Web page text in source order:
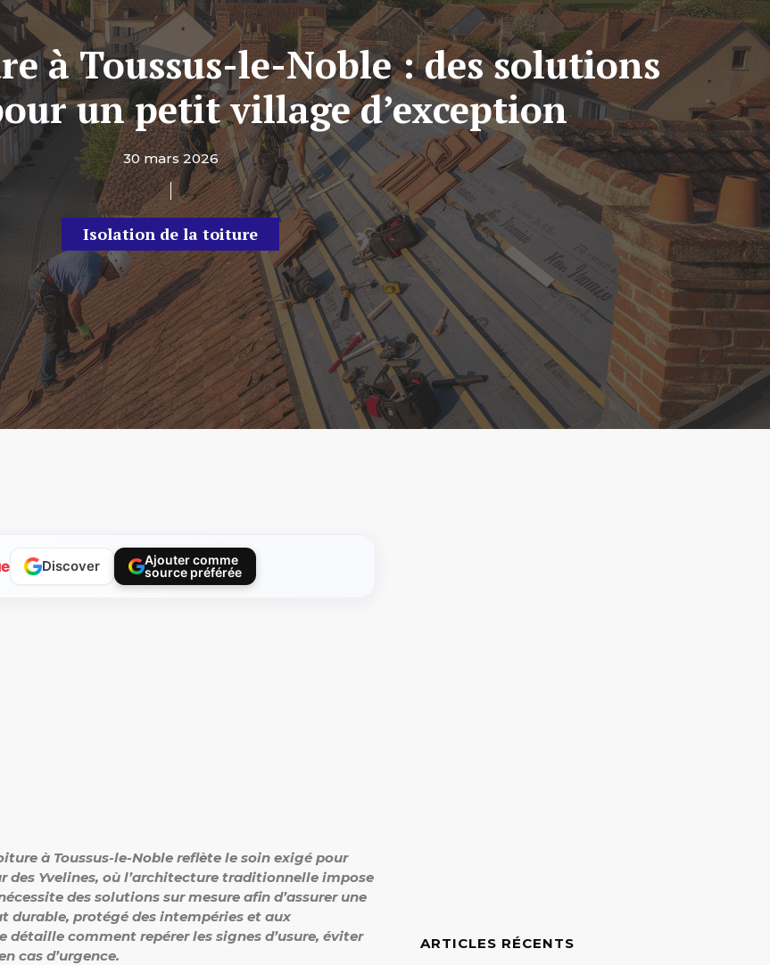
à Toussus-le-Noble : des solutions
un petit village d’exception
30 mars 2026
Isolation de la toiture
Discover
Ajouter comme
source préférée
à Toussus-le-Noble reflète le soin exigé pour
Yvelines, où l’architecture traditionnelle impose
des solutions sur mesure afin d’assurer une
durable, protégé des intempéries et aux
détaille comment repérer les signes d’usure, éviter
cas d’urgence.
ARTICLES RÉCENTS